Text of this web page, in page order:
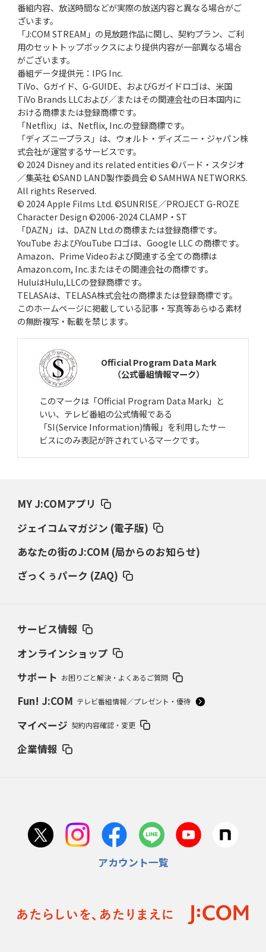
番組内容、放送時間などが実際の放送内容と異なる場合がご
ざいます。
「J:COM STREAM」の見放題作品に関し、契約プラン、ご利
用のセットトップボックスにより提供内容が一部異なる場合
がございます。
番組データ提供元：IPG Inc.
TiVo、Gガイド、G-GUIDE、およびGガイドロゴは、米国
TiVo Brands LLCおよび／またはその関連会社の日本国内に
おける商標または登録商標です。
「Netflix」は、Netflix, Inc.の登録商標です。
「ディズニープラス」は、ウォルト・ディズニー・ジャパン株
式会社が運営するサービスです。
© 2024 Disney and its related entities ©バード・スタジオ
／集英社 ©SAND LAND製作委員会 © SAMHWA NETWORKS.
All rights Reserved.
© 2024 Apple Films Ltd. ©SUNRISE／PROJECT G-ROZE
Character Design ©2006-2024 CLAMP・ST
「DAZN」は、DAZN Ltd.の商標または登録商標です。
YouTube およびYouTube ロゴは、Google LLC の商標です。
Amazon、Prime Videoおよび関連する全ての商標は
Amazon.com, Inc.またはその関連会社の商標です。
HuluはHulu,LLCの登録商標です。
TELASAは、TELASA株式会社の商標または登録商標です。
このホームページに掲載している記事・写真等あらゆる素材
の無断複写・転載を禁じます。
Official Program Data Mark
（公式番組情報マーク）
このマークは「Official Program Data Mark」と
いい、テレビ番組の公式情報である
「SI(Service Information)情報」を利用したサー
ビスにのみ表記が許されているマークです。
MY J:COMアプリ
ジェイコムマガジン (電子版)
あなたの街のJ:COM (局からのお知らせ)
ざっくぅパーク (ZAQ)
サービス情報
オンラインショップ
サポート お困りごと解決・よくあるご質問
Fun! J:COM テレビ番組情報／プレゼント・優待
マイページ 契約内容確認・変更
企業情報
アカウント一覧